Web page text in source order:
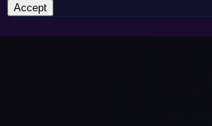
Accept